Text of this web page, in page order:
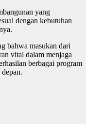
yang
dengan kebutuhan
bahwa masukan dari
vital dalam menjaga
berbagai program